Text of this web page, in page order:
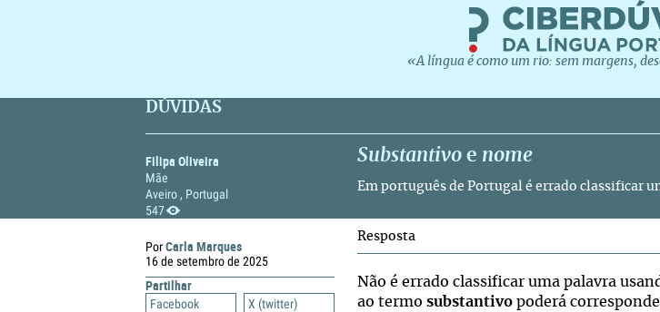
«A língua é como um rio: sem margens,
DÚVIDAS
Filipa Oliveira
Mãe
Aveiro , Portugal
547
Substantivo e nome
Em português de Portugal é errado classificar
PorCarla Marques
16 de setembro de 2025
Partilhar
Facebook
X (twitter)
Resposta
Não é errado classificar uma palavra
ao termo substantivo poderá